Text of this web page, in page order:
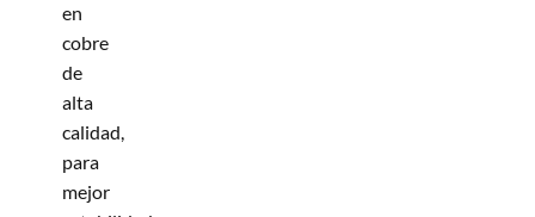
en
cobre
de
alta
calidad,
para
mejor